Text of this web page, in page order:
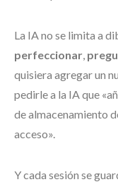
La IA no se limita a
perfeccionar,
quisiera agregar un
pedirle a la IA que
de almacenamiento
acceso».
Y cada sesión se